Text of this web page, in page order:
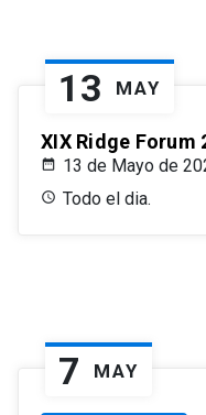
13 MAY
XIX Ridge Forum
13 de Mayo de
Todo el dia.
7 MAY